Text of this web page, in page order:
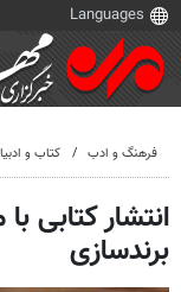
فرهنگ و ادب کتاب و
انتشار کتابی
برندسازی